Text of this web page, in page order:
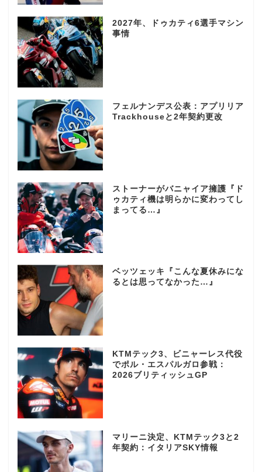
2027年、ドゥカティ6選手マシン
事情
フェルナンデス公表：アプリリア
Trackhouseと2年契約更改
ストーナーがバニャイア擁護『ド
ゥカティ機は明らかに変わってし
まってる…』
ベッツェッキ『こんな夏休みにな
るとは思ってなかった…』
KTMテック3、ビニャーレス代役
でポル・エスパルガロ参戦：
2026ブリティッシュGP
マリーニ決定、KTMテック3と2
年契約：イタリアSKY情報